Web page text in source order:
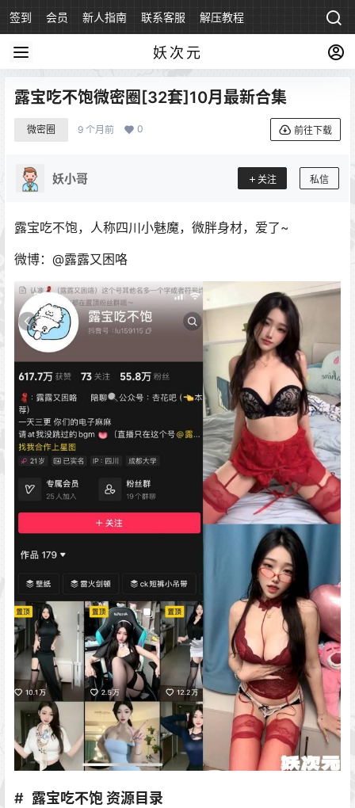
签到 会员 新人指南 联系客服 解压教程
妖次元
露宝吃不饱微密圈[32套]10月最新合集
微密圈 9 个月前 0 前往下载
妖小哥 关注 私信
露宝吃不饱，人称四川小魅魔，微胖身材，爱了~
微博：@露露又困咯
露宝吃不饱 资源目录